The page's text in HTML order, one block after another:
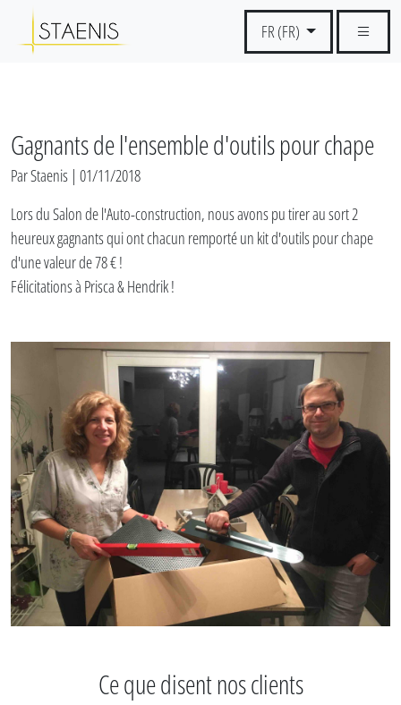
FR (FR)
Gagnants de l'ensemble d'outils pour chape
Par Staenis | 01/11/2018
Lors du Salon de l'Auto-construction, nous avons pu tirer au sort 2
heureux gagnants qui ont chacun remporté un kit d'outils pour chape
d'une valeur de 78 € !
Félicitations à Prisca & Hendrik !
Ce que disent nos clients